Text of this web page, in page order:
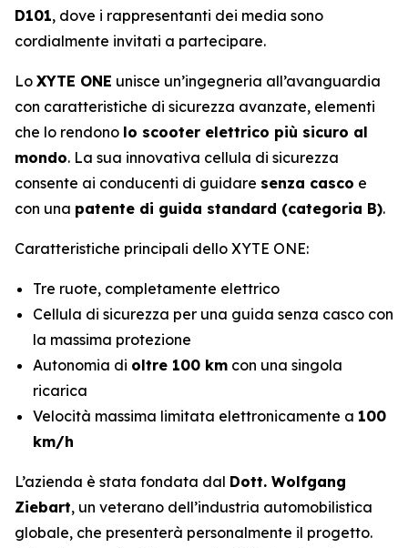
D101, dove i rappresentanti dei media sono
cordialmente invitati a partecipare.
Lo XYTE ONE unisce un’ingegneria all’avanguardia
con caratteristiche di sicurezza avanzate, elementi
che lo rendono lo scooter elettrico più sicuro al
mondo. La sua innovativa cellula di sicurezza
consente ai conducenti di guidare senza casco e
con una patente di guida standard (categoria B).
Caratteristiche principali dello XYTE ONE:
Tre ruote, completamente elettrico
Cellula di sicurezza per una guida senza casco con
la massima protezione
Autonomia di oltre 100 km con una singola
ricarica
Velocità massima limitata elettronicamente a 100
km/h
L’azienda è stata fondata dal Dott. Wolfgang
Ziebart, un veterano dell’industria automobilistica
globale, che presenterà personalmente il progetto.